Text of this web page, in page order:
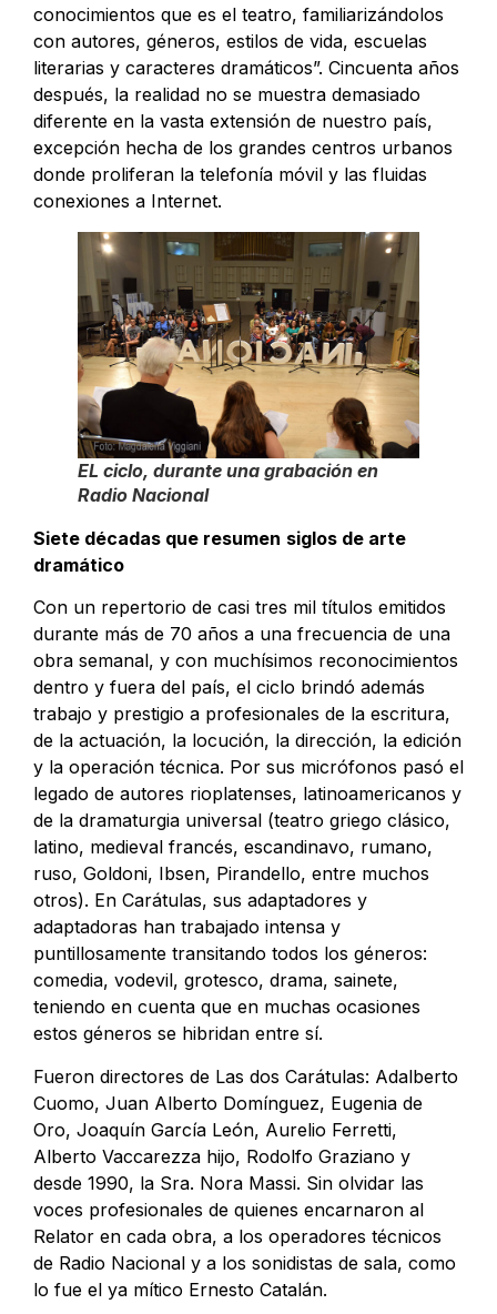
conocimientos que es el teatro, familiarizándolos
con autores, géneros, estilos de vida, escuelas
literarias y caracteres dramáticos”. Cincuenta años
después, la realidad no se muestra demasiado
diferente en la vasta extensión de nuestro país,
excepción hecha de los grandes centros urbanos
donde proliferan la telefonía móvil y las fluidas
conexiones a Internet.
EL ciclo, durante una grabación en
Radio Nacional
Siete décadas que resumen siglos de arte
dramático
Con un repertorio de casi tres mil títulos emitidos
durante más de 70 años a una frecuencia de una
obra semanal, y con muchísimos reconocimientos
dentro y fuera del país, el ciclo brindó además
trabajo y prestigio a profesionales de la escritura,
de la actuación, la locución, la dirección, la edición
y la operación técnica. Por sus micrófonos pasó el
legado de autores rioplatenses, latinoamericanos y
de la dramaturgia universal (teatro griego clásico,
latino, medieval francés, escandinavo, rumano,
ruso, Goldoni, Ibsen, Pirandello, entre muchos
otros). En Carátulas, sus adaptadores y
adaptadoras han trabajado intensa y
puntillosamente transitando todos los géneros:
comedia, vodevil, grotesco, drama, sainete,
teniendo en cuenta que en muchas ocasiones
estos géneros se hibridan entre sí.
Fueron directores de Las dos Carátulas: Adalberto
Cuomo, Juan Alberto Domínguez, Eugenia de
Oro, Joaquín García León, Aurelio Ferretti,
Alberto Vaccarezza hijo, Rodolfo Graziano y
desde 1990, la Sra. Nora Massi. Sin olvidar las
voces profesionales de quienes encarnaron al
Relator en cada obra, a los operadores técnicos
de Radio Nacional y a los sonidistas de sala, como
lo fue el ya mítico Ernesto Catalán.